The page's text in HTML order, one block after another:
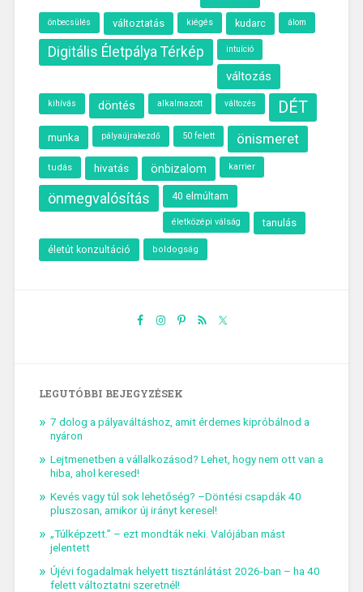
önbecsülés változtatás kiégés kudarc álom
Digitális Életpálya Térkép intuíció
változás
kihívás döntés alkalmazott változés DÉT
munka pályaújrakezdő 50 felett önismeret
tudás hivatás önbizalom karrier
önmegvalósítás 40 elmúltam
életközépi válság tanulás
életút konzultáció boldogság
LEGUTÓBBI BEJEGYZÉSEK
7 dolog a pályaváltáshoz, amit érdemes kipróbálnod a
nyáron
Lejtmenetben a vállalkozásod? Lehet, hogy nem ott van a
hiba, ahol keresed!
Kevés vagy túl sok lehetőség? –Döntési csapdák 40
pluszosan, amikor új irányt keresel!
„Túlképzett.” – ezt mondták neki. Valójában mást
jelentett
Újévi fogadalmak helyett tisztánlátást 2026-ban – ha 40
felett változtatni szeretnél!